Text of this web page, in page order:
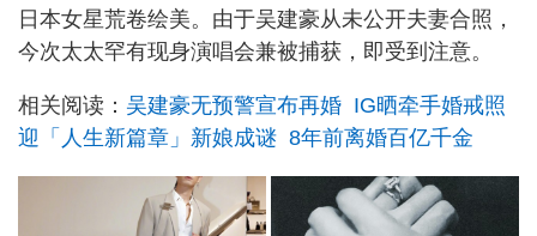
日本女星荒卷绘美。由于吴建豪从未公开夫妻合照，
今次太太罕有现身演唱会兼被捕获，即受到注意。
相关阅读： 吴建豪无预警宣布再婚 IG晒牵手婚戒照
迎「人生新篇章」新娘成谜 8年前离婚百亿千金